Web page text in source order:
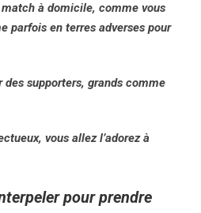
à domicile, comme vous
parfois en terres adverses pour
supporters, grands comme
vous allez l’adorez à
pour prendre